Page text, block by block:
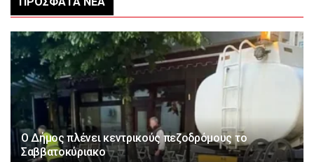
Ο Δήμος πλένει κεντρικούς πεζοδρόμους το
Σαββατοκύριακο